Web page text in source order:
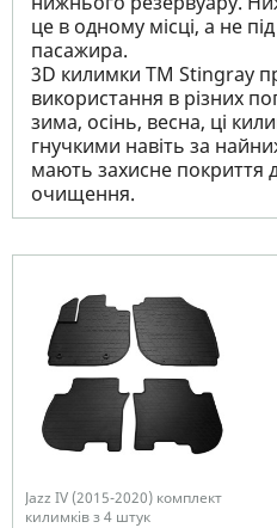
це в одному місці, а не
пасажира.
3D килимки TM Stingray
використання в різних
зима, осінь, весна, ці
гнучкими навіть за
мають захисне покриття
очищення.
Jazz IV (2015-2020) комплект
килимків з 4 штук